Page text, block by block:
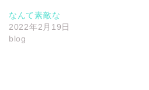
なんて素敵な
2022年2月19日
blog